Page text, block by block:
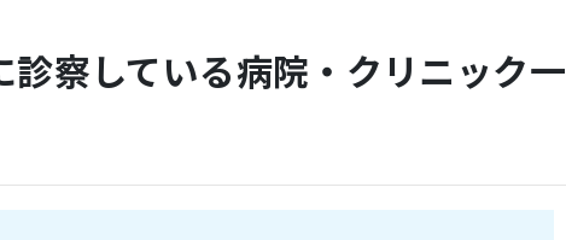
診察している病院・クリニック一